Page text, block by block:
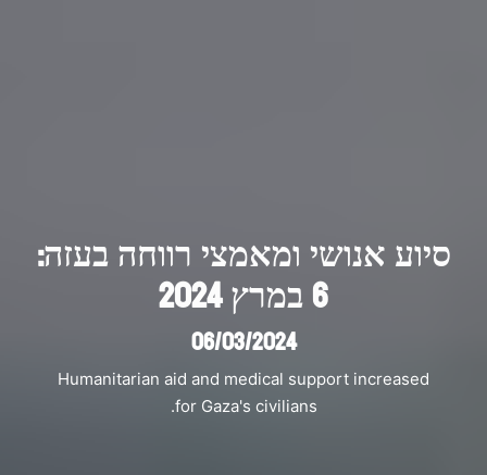
סיוע אנושי ומאמצי רווחה בעזה:
6 במרץ 2024
06/03/2024
Humanitarian aid and medical support increased
for Gaza's civilians.